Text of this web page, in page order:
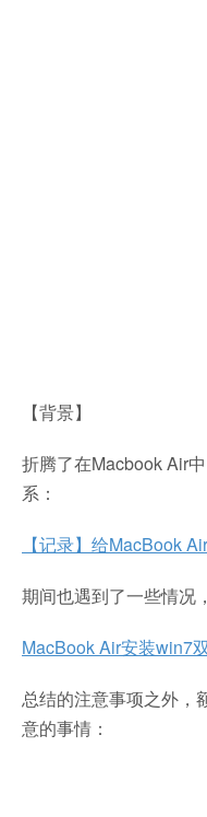
【背景】
折腾了在Macbook Air
系：
【记录】给MacBook
期间也遇到了一些情况
MacBook Air安装win7
总结的注意事项之外，
意的事情：